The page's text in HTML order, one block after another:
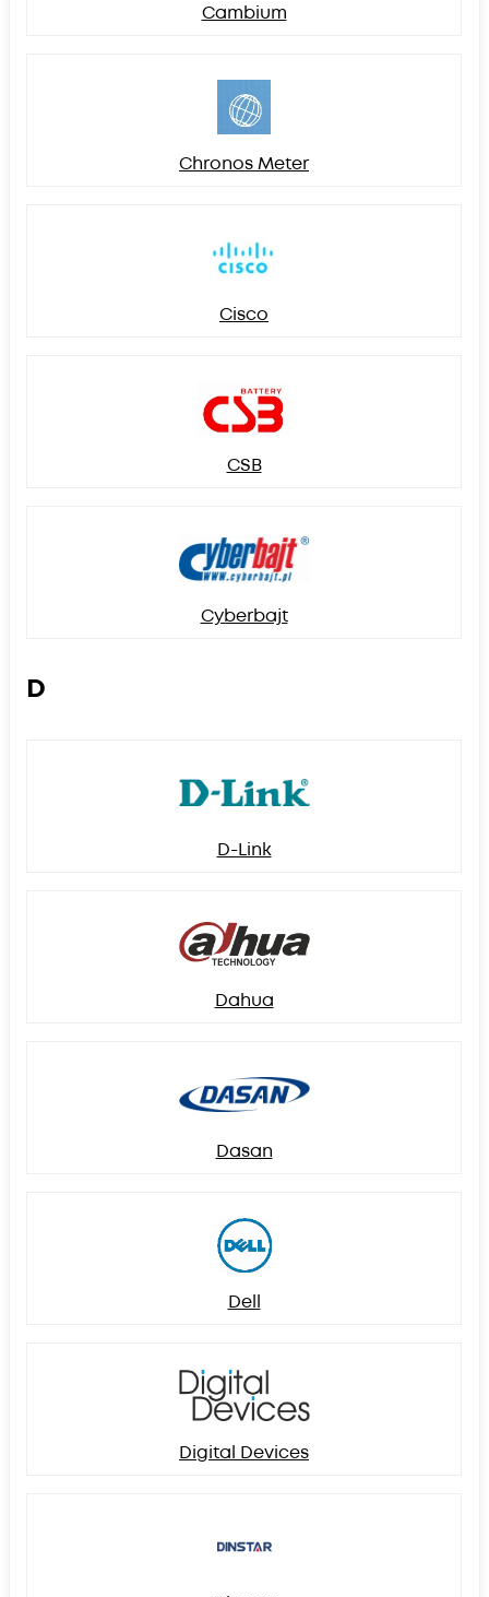
Cambium
Chronos Meter
Cisco
CSB
Cyberbajt
D
D-Link
Dahua
Dasan
Dell
Digital Devices